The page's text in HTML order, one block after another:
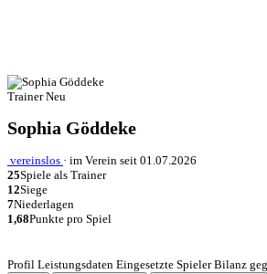
Trainer Neu
Sophia Göddeke
vereinslos · im Verein seit 01.07.2026
25Spiele als Trainer
12Siege
7Niederlagen
1,68Punkte pro Spiel
Profil Leistungsdaten Eingesetzte Spieler Bilanz